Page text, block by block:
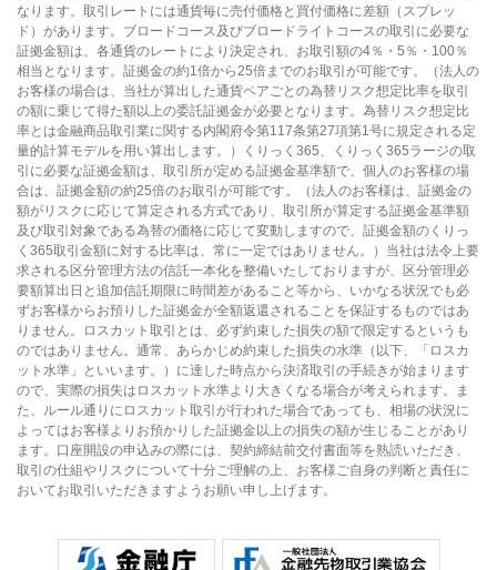
なります。取引レートには通貨毎に売付価格と買付価格に差額（スプレッ
ド）があります。ブロードコース及びブロードライトコースの取引に必要な
証拠金額は、各通貨のレートにより決定され、お取引額の4％・5％・100％
相当となります。証拠金の約1倍から25倍までのお取引が可能です。（法人の
お客様の場合は、当社が算出した通貨ペアごとの為替リスク想定比率を取引
の額に乗じて得た額以上の委託証拠金が必要となります。為替リスク想定比
率とは金融商品取引業に関する内閣府令第117条第27項第1号に規定される定
量的計算モデルを用い算出します。）くりっく365、くりっく365ラージの取
引に必要な証拠金額は、取引所が定める証拠金基準額で、個人のお客様の場
合は、証拠金額の約25倍のお取引が可能です。（法人のお客様は、証拠金の
額がリスクに応じて算定される方式であり、取引所が算定する証拠金基準額
及び取引対象である為替の価格に応じて変動しますので、証拠金額のくりっ
く365取引金額に対する比率は、常に一定ではありません。）当社は法令上要
求される区分管理方法の信託一本化を整備いたしておりますが、区分管理必
要額算出日と追加信託期限に時間差があること等から、いかなる状況でも必
ずお客様からお預りした証拠金が全額返還されることを保証するものではあ
りません。ロスカット取引とは、必ず約束した損失の額で限定するというも
のではありません。通常、あらかじめ約束した損失の水準（以下、「ロスカ
ット水準」といいます。）に達した時点から決済取引の手続きが始まります
ので、実際の損失はロスカット水準より大きくなる場合が考えられます。ま
た、ルール通りにロスカット取引が行われた場合であっても、相場の状況に
よってはお客様よりお預かりした証拠金以上の損失の額が生じることがあり
ます。口座開設の申込みの際には、契約締結前交付書面等を熟読いただき、
取引の仕組やリスクについて十分ご理解の上、お客様ご自身の判断と責任に
おいてお取引いただきますようお願い申し上げます。